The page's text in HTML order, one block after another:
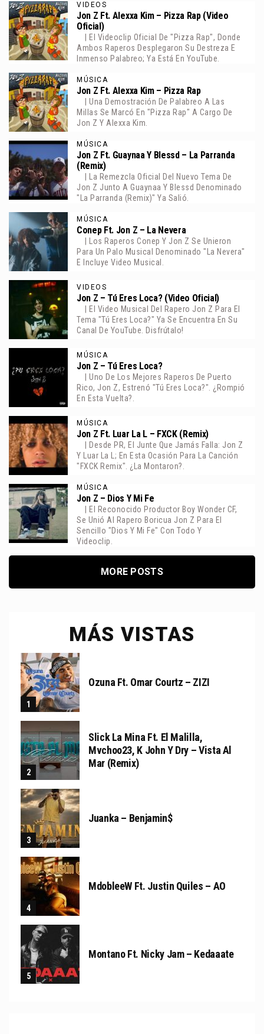
VIDEOS
Jon Z Ft. Alexxa Kim – Pizza Rap (Video
Oficial)
| El Videoclip Oficial De "Pizza Rap", Donde
Ambos Raperos Desplegaron Su Destreza E
Inmenso Palabreo; Ya Está En YouTube.
MÚSICA
Jon Z Ft. Alexxa Kim – Pizza Rap
| Una Demostración De Palabreo A Las
Millas Se Marcó En "Pizza Rap" A Cargo De
Jon Z Y Alexxa Kim.
MÚSICA
Jon Z Ft. Guaynaa Y Blessd – La Parranda
(Remix)
| La Remezcla Oficial Del Nuevo Tema De
Jon Z Junto A Guaynaa Y Blessd Denominado
"La Parranda (Remix)" Ya Salió.
MÚSICA
Conep Ft. Jon Z – La Nevera
| Los Raperos Conep Y Jon Z Se Unieron
Para Un Palo Musical Denominado "La Nevera"
E Incluye Video Musical.
VIDEOS
Jon Z – Tú Eres Loca? (Video Oficial)
| El Video Musical Del Rapero Jon Z Para El
Tema "Tú Eres Loca?" Ya Se Encuentra En Su
Canal De YouTube. Disfrútalo!
MÚSICA
Jon Z – Tú Eres Loca?
| Uno De Los Mejores Raperos De Puerto
Rico, Jon Z, Estrenó "Tú Eres Loca?". ¿Rompió
En Esta Vuelta?.
MÚSICA
Jon Z Ft. Luar La L – FXCK (Remix)
| Desde PR, El Junte Que Jamás Falla: Jon Z
Y Luar La L; En Esta Ocasión Para La Canción
"FXCK Remix". ¿La Montaron?.
MÚSICA
Jon Z – Dios Y Mi Fe
| El Reconocido Productor Boy Wonder CF,
Se Unió Al Rapero Boricua Jon Z Para El
Sencillo "Dios Y Mi Fe" Con Todo Y
Videoclip.
MORE POSTS
MÁS VISTAS
Ozuna Ft. Omar Courtz – ZIZI
Slick La Mina Ft. El Malilla,
Mvchoo23, K John Y Dry – Vista Al
Mar (Remix)
Juanka – Benjamin$
MdobleeW Ft. Justin Quiles – AO
Montano Ft. Nicky Jam – Kedaaate